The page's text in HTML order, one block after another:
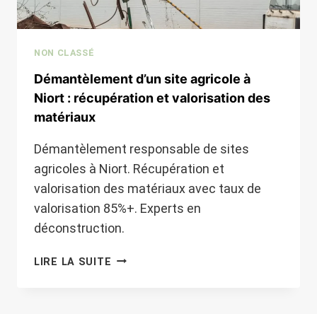
NON CLASSÉ
Démantèlement d’un site agricole à
Niort : récupération et valorisation des
matériaux
Démantèlement responsable de sites
agricoles à Niort. Récupération et
valorisation des matériaux avec taux de
valorisation 85%+. Experts en
déconstruction.
LIRE LA SUITE DÉMANTÈLEMENT